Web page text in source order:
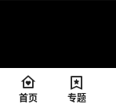
首页 专题